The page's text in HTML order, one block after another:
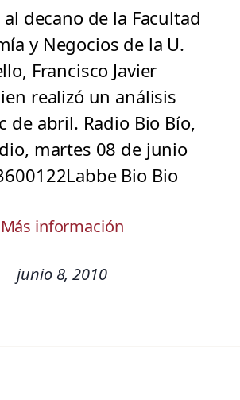
decano de la Facultad
y Negocios de la U.
Francisco Javier
realizó un análisis
de abril. Radio Bio Bío,
martes 08 de junio
Bio Bio
Más información
junio 8, 2010